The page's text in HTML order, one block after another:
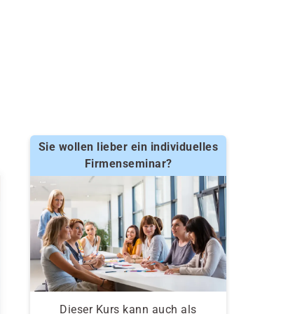
Sie wollen lieber ein individuelles
Firmenseminar?
Dieser Kurs kann auch als